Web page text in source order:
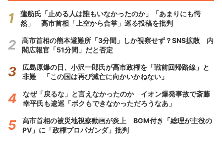
蓮舫氏「止める人は誰もいなかったのか」「あまりにも愕
然」 高市首相「上空から合掌」巡る投稿を批判
高市首相の熊本避難所「3分間」しか視察せず？SNS拡散 内
閣広報官「51分間」だと否定
広島原爆の日、小沢一郎氏が高市政権を「戦前回帰路線」と
非難 「この国は再び滅亡に向かいかねない」
なぜ「戻るな」と言えなかったのか イオン爆発事故で斎藤
幸平氏も逡巡「ボクもできなかっただろうなあ」
高市首相の被災地視察動画が炎上 BGM付き「総理が主役の
PV」に「政権プロパガンダ」批判